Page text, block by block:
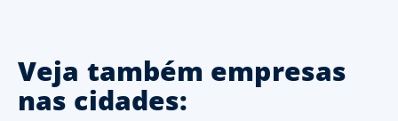
Veja também empresas
nas cidades: